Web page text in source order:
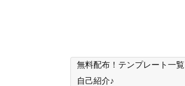
無料配布！テンプレート一覧
自己紹介♪